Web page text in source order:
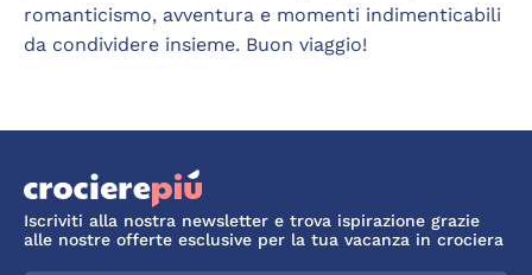
romanticismo, avventura e momenti indimenticabili
da condividere insieme. Buon viaggio!
Iscriviti alla nostra newsletter e trova ispirazione grazie
alle nostre offerte esclusive per la tua vacanza in crociera